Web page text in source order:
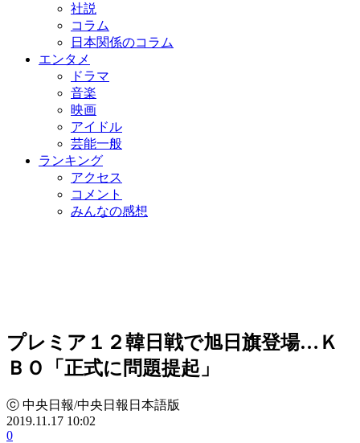
社説
コラム
日本関係のコラム
エンタメ
ドラマ
音楽
映画
アイドル
芸能一般
ランキング
アクセス
コメント
みんなの感想
プレミア１２韓日戦で旭日旗登場…Ｋ
ＢＯ「正式に問題提起」
ⓒ 中央日報/中央日報日本語版
2019.11.17 10:02
0